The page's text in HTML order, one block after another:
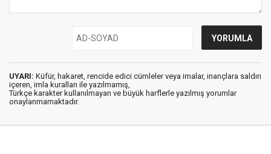
UYARI: Küfür, hakaret, rencide edici cümleler veya imalar, inançlara saldırı
içeren, imla kuralları ile yazılmamış,
Türkçe karakter kullanılmayan ve büyük harflerle yazılmış yorumlar
onaylanmamaktadır.